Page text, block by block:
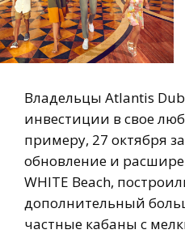
Владельцы Atlantis
инвестиции в свое
примеру, 27 октября
обновление и
WHITE Beach,
дополнительный
частные кабаны с